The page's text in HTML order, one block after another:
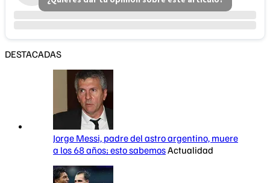
DESTACADAS
Jorge Messi, padre del astro argentino, muere
a los 68 años; esto sabemosActualidad